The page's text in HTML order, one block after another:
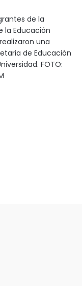
de la
la Educación
una
de Educación
FOTO: